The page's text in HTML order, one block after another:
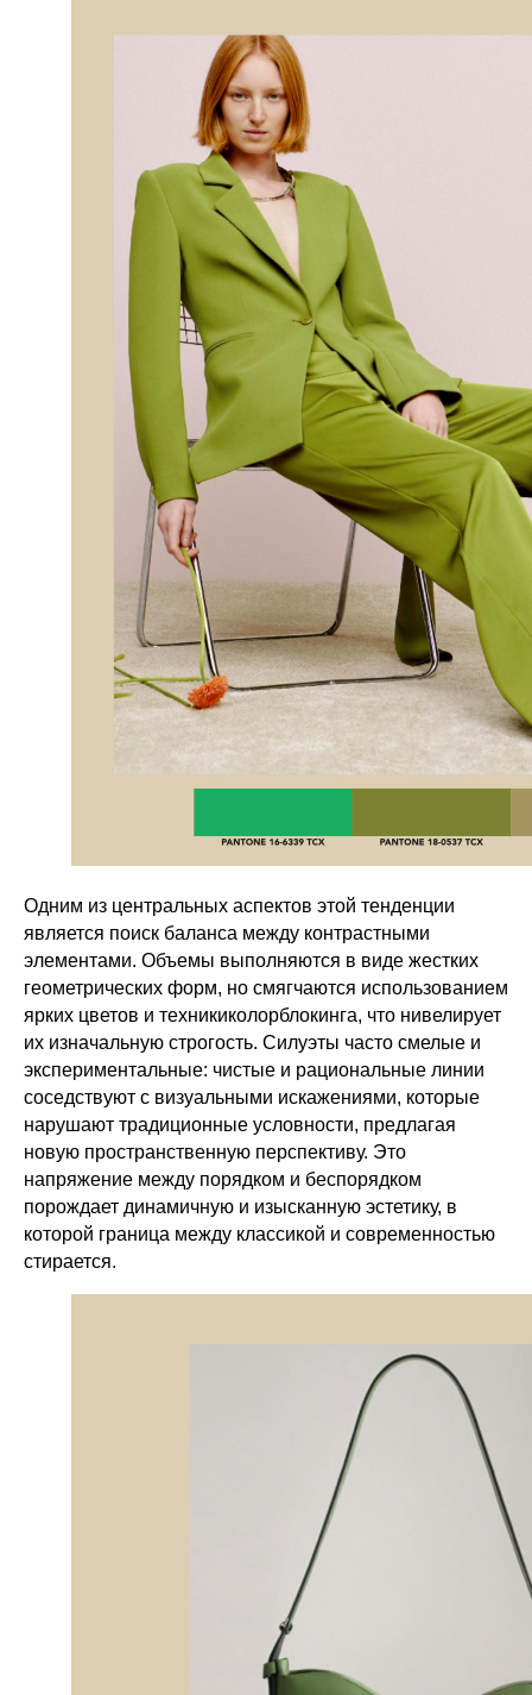
Одним из центральных аспектов этой тенденции
является поиск баланса между контрастными
элементами. Объемы выполняются в виде жестких
геометрических форм, но смягчаются использованием
ярких цветов и техникиколорблокинга, что нивелирует
их изначальную строгость. Силуэты часто смелые и
экспериментальные: чистые и рациональные линии
соседствуют с визуальными искажениями, которые
нарушают традиционные условности, предлагая
новую пространственную перспективу. Это
напряжение между порядком и беспорядком
порождает динамичную и изысканную эстетику, в
которой граница между классикой и современностью
стирается.